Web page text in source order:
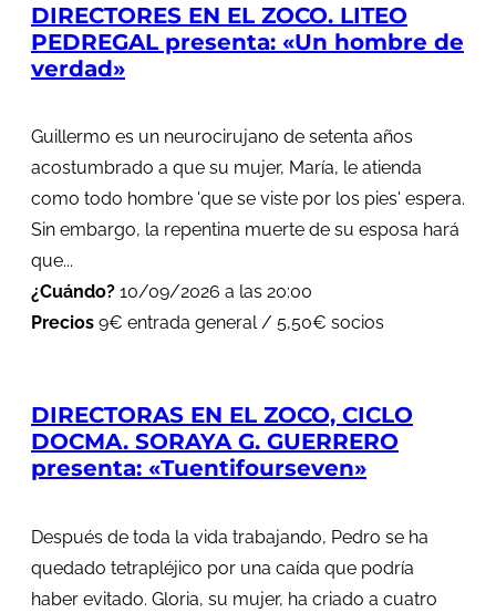
DIRECTORES EN EL ZOCO. LITEO
PEDREGAL presenta: «Un hombre de
verdad»
Guillermo es un neurocirujano de setenta años
acostumbrado a que su mujer, María, le atienda
como todo hombre 'que se viste por los pies' espera.
Sin embargo, la repentina muerte de su esposa hará
que...
¿Cuándo? 10/09/2026 a las 20:00
Precios 9€ entrada general / 5,50€ socios
DIRECTORAS EN EL ZOCO, CICLO
DOCMA. SORAYA G. GUERRERO
presenta: «Tuentifourseven»
Después de toda la vida trabajando, Pedro se ha
quedado tetrapléjico por una caída que podría
haber evitado. Gloria, su mujer, ha criado a cuatro